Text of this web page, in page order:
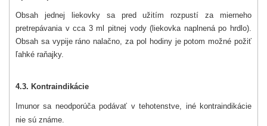
Obsah jednej liekovky sa pred užitím rozpustí za mierneho
pretrepávania v cca 3 ml pitnej vody (liekovka naplnená po hrdlo).
Obsah sa vypije ráno nalačno, za pol hodiny je potom možné požiť
ľahké raňajky.
4.3. Kontraindikácie
Imunor sa neodporúča podávať v tehotenstve, iné kontraindikácie
nie sú známe.